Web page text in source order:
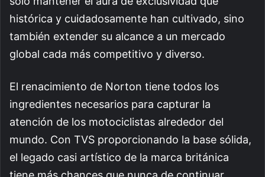
histórica y cuidadosamente han cultivado, sino
también extender su alcance a un mercado
global cada más competitivo y diverso.
El renacimiento de Norton tiene todos los
ingredientes necesarios para capturar la
atención de los motociclistas alrededor del
mundo. Con TVS proporcionando la base sólida,
el legado casi artístico de la marca británica